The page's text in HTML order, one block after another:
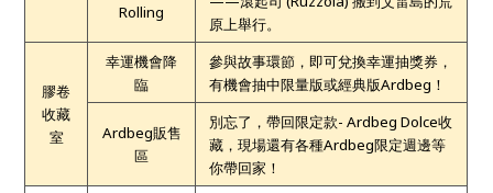
Rolling
原上舉行。
膠卷
收藏
室
幸運機會降
臨
參與故事環節，即可兌換幸運抽獎券，
有機會抽中限量版或經典版Ardbeg！
Ardbeg販售
區
別忘了，帶回限定款- Ardbeg Dolce收
藏，現場還有各種Ardbeg限定週邊等
你帶回家！